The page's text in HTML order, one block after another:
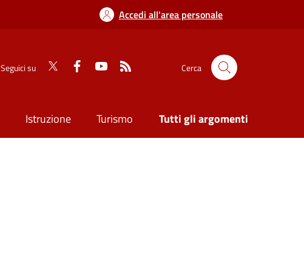
Accedi all'area personale
Seguici su Cerca
Istruzione Turismo Tutti gli argomenti